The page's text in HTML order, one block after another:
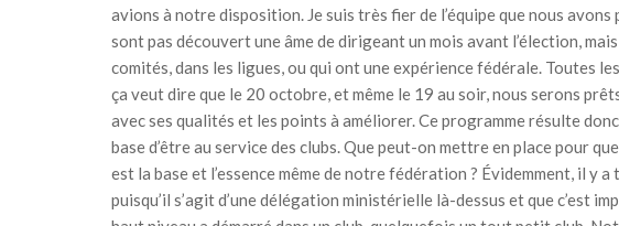
avions à notre disposition. Je suis très fier de l’équipe que nous
sont pas découvert une âme de dirigeant un mois avant l’élection,
comités, dans les ligues, ou qui ont une expérience fédérale. Toutes
ça veut dire que le 20 octobre, et même le 19 au soir, nous serons
avec ses qualités et les points à améliorer. Ce programme résulte
base d’être au service des clubs. Que peut-on mettre en place pour
est la base et l’essence même de notre fédération ? Évidemment, il y
puisqu’il s’agit d’une délégation ministérielle là-dessus et que c’est